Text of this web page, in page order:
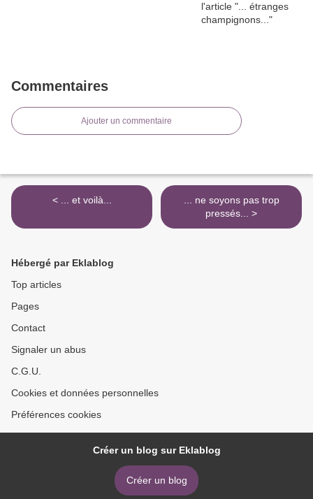
Commentaires
Ajouter un commentaire
< ... et voilà...
... ne soyons pas trop
pressés... >
Hébergé par Eklablog
Top articles
Pages
Contact
Signaler un abus
C.G.U.
Cookies et données personnelles
Préférences cookies
Créer un blog sur Eklablog
Créer un blog